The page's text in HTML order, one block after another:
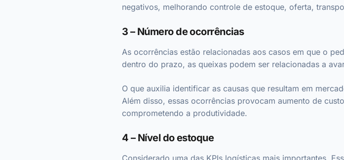
negativos, melhorando controle de estoque, oferta,
3 – Número de ocorrências
As ocorrências estão relacionadas aos casos em que o
dentro do prazo, as queixas podem ser relacionadas a
O que auxilia identificar as causas que resultam em
Além disso, essas ocorrências provocam aumento de
comprometendo a produtividade.
4 – Nível do estoque
Considerado uma das KPIs logísticas mais importantes.